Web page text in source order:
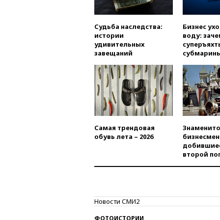
Судьба наследства:
истории
удивительных
завещаний
Бизнес
воду:
Самая трендовая
обувь лета – 2026
второй
Новости СМИ2
ФОТОИСТОРИИ